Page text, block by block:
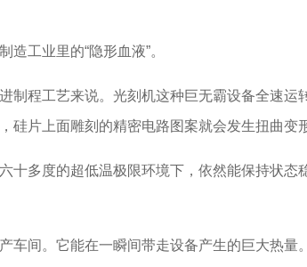
工业里的“隐形血液”。
程工艺来说。光刻机这种巨无霸设备全速运
片上面雕刻的精密电路图案就会发生扭曲变
多度的超低温极限环境下，依然能保持状态
间。它能在一瞬间带走设备产生的巨大热量